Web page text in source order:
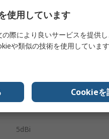
FME, SMA
2000mm
5dBi
使用しています
際により良いサービスを提供
や類似の技術を使用しています
Cookieを